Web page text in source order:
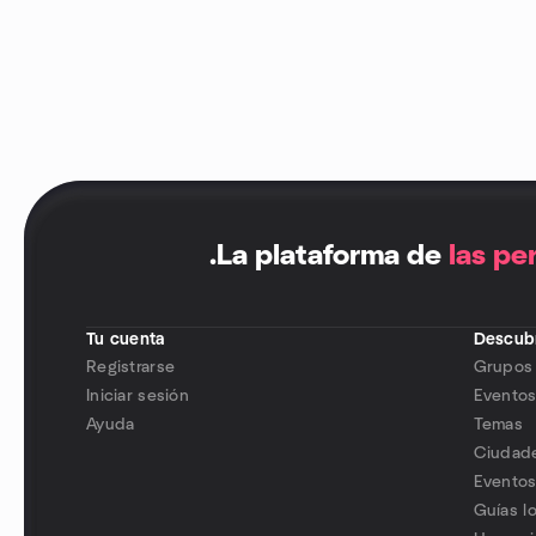
. La plataforma de las
Tu cuenta
Registrarse
Iniciar sesión
Ayuda
Grupos
Eventos
Temas
Guías